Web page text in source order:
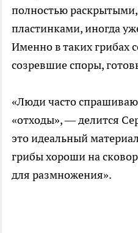
полностью
пластинками, иногда
Именно в таких грибах
созревшие споры,
«Люди часто
«отходы», — делится
это идеальный
грибы хороши на
для размножения».